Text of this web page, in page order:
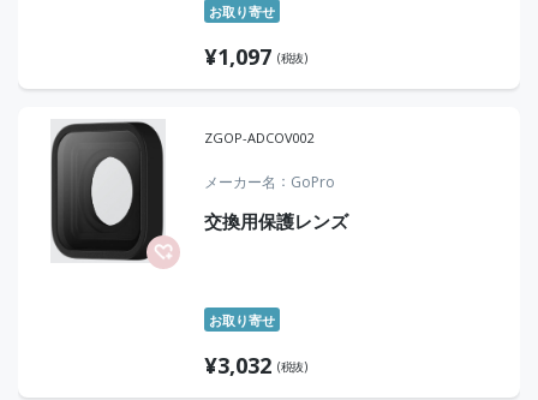
お取り寄せ
¥1,097 (税抜)
ZGOP-ADCOV002
メーカー名 GoPro
交換用保護レンズ
お取り寄せ
¥3,032 (税抜)